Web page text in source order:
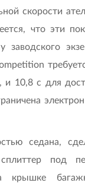
скорости
что эти
и 10,8 с для
седана,
под
крышке